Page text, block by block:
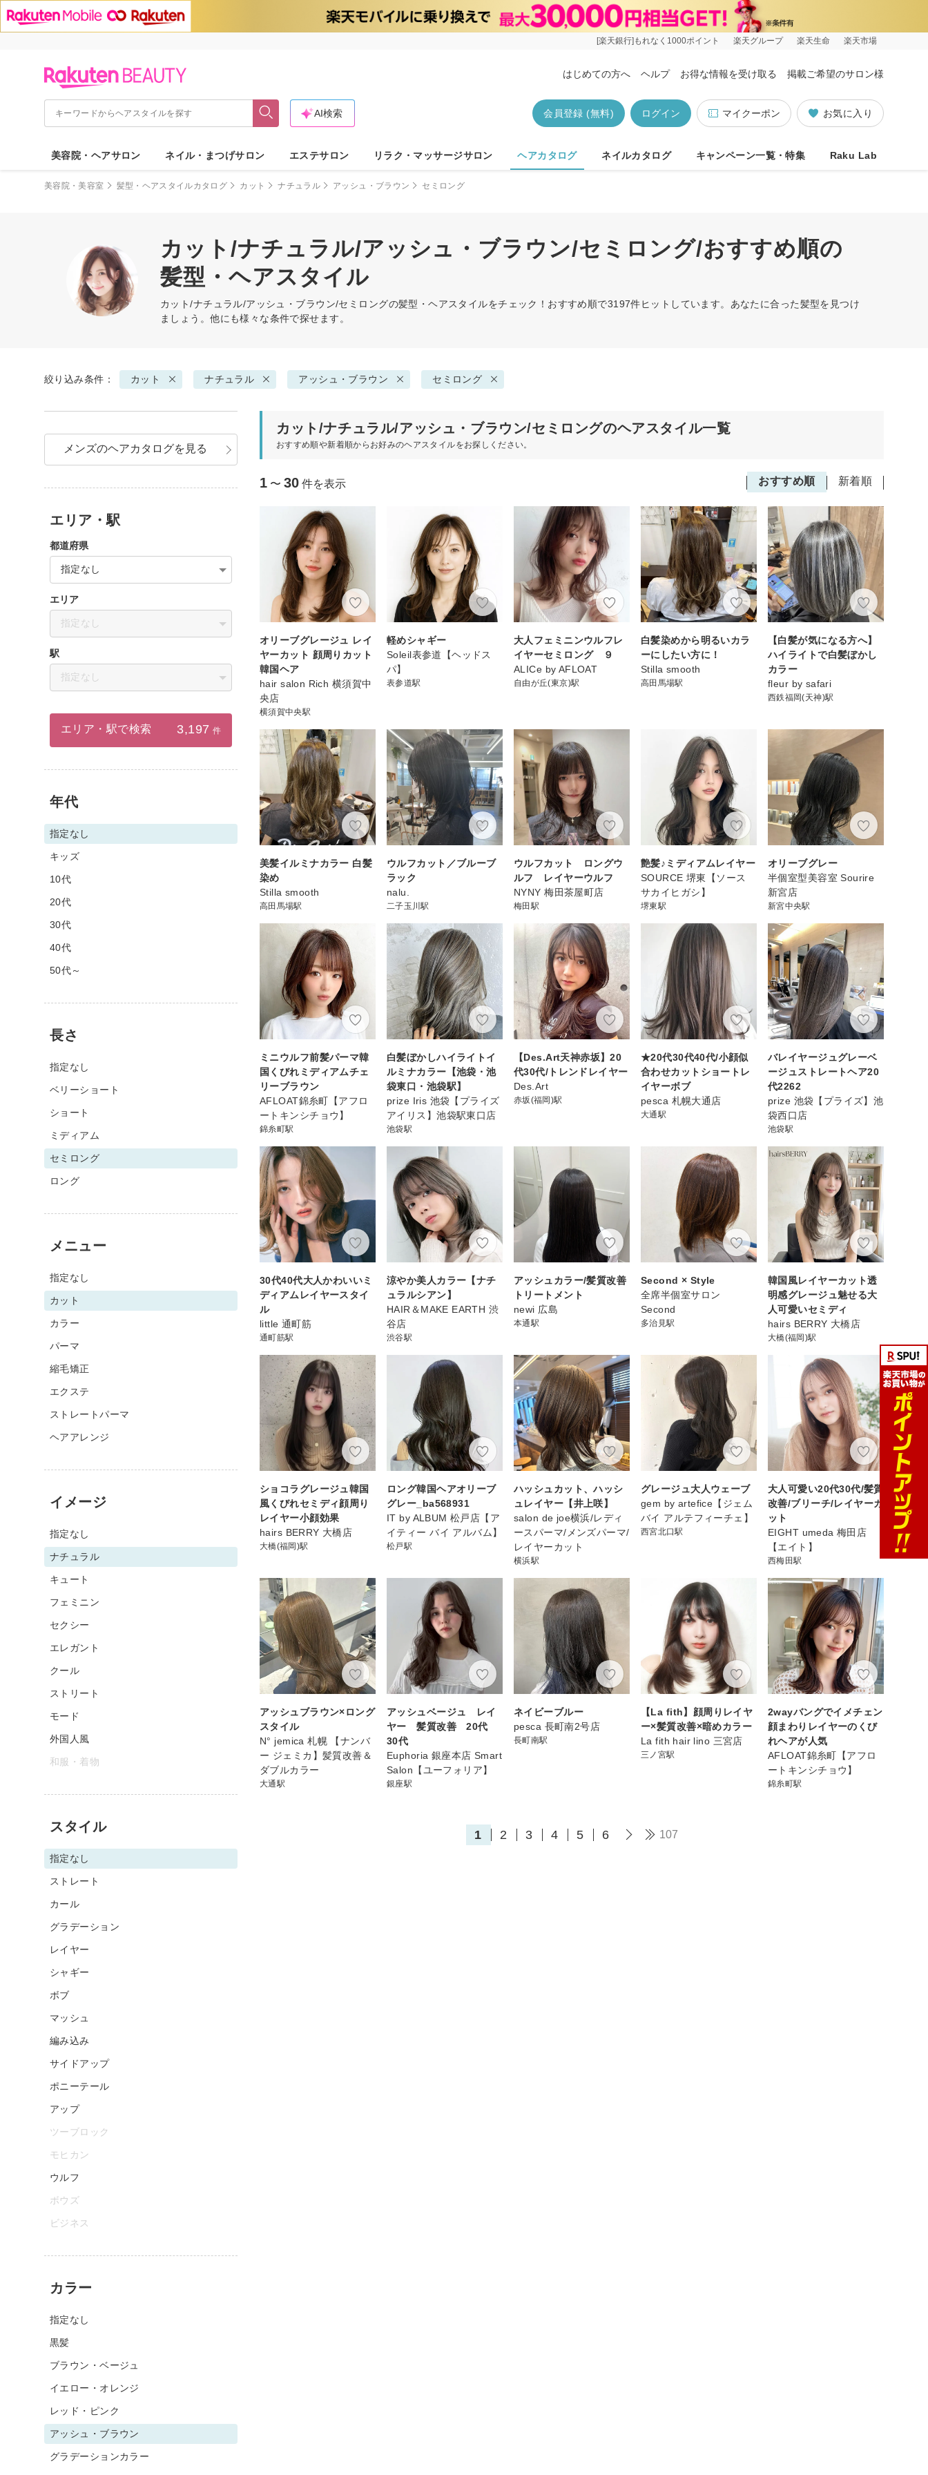
[楽天銀行]もれなく1000ポイント 楽天グループ 楽天生命 楽天市場
はじめての方へ ヘルプ お得な情報を受け取る 掲載ご希望のサロン様
お気に入り
マイクーポン
ログイン
会員登録 (無料)
AI検索
美容院・ヘアサロン ネイル・まつげサロン エステサロン リラク・マッサージサロン ヘアカタログ ネイルカタログ キャンペーン一覧・特集 Raku Lab
美容院・美容室 髪型・ヘアスタイルカタログ カット ナチュラル アッシュ・ブラウン セミロング
カット/ナチュラル/アッシュ・ブラウン/セミロング/おすすめ順の
髪型・ヘアスタイル
カット/ナチュラル/アッシュ・ブラウン/セミロングの髪型・ヘアスタイルをチェック！おすすめ順で3197件ヒットしています。あなたに合った髪型を見つけ
ましょう。他にも様々な条件で探せます。
絞り込み条件： カット ナチュラル アッシュ・ブラウン セミロング
カット/ナチュラル/アッシュ・ブラウン/セミロングのヘアスタイル一覧
おすすめ順や新着順からお好みのヘアスタイルをお探しください。
おすすめ順 新着順
1 〜 30 件を表示
オリーブグレージュ レイ
ヤーカット 顔周りカット
韓国ヘア
hair salon Rich 横須賀中
央店
横須賀中央駅
軽めシャギー
Soleil表参道【ヘッドス
パ】
表参道駅
大人フェミニンウルフレ
イヤーセミロング ９
ALICe by AFLOAT
自由が丘(東京)駅
白髪染めから明るいカラ
ーにしたい方に！
Stilla smooth
高田馬場駅
【白髪が気になる方へ】
ハイライトで白髪ぼかし
カラー
fleur by safari
西鉄福岡(天神)駅
美髪イルミナカラー 白髪
染め
Stilla smooth
高田馬場駅
ウルフカット／ブルーブ
ラック
nalu.
二子玉川駅
ウルフカット ロングウ
ルフ レイヤーウルフ
NYNY 梅田茶屋町店
梅田駅
艶髪♪ミディアムレイヤー
SOURCE 堺東【ソース
サカイヒガシ】
堺東駅
オリーブグレー
半個室型美容室 Sourire
新宮店
新宮中央駅
ミニウルフ前髪パーマ韓
国くびれミディアムチェ
リーブラウン
AFLOAT錦糸町【アフロ
ートキンシチョウ】
錦糸町駅
白髪ぼかしハイライトイ
ルミナカラー【池袋・池
袋東口・池袋駅】
prize Iris 池袋【プライズ
アイリス】池袋駅東口店
池袋駅
【Des.Art天神赤坂】20
代30代/トレンドレイヤー
Des.Art
赤坂(福岡)駅
★20代30代40代/小顔似
合わせカットショートレ
イヤーボブ
pesca 札幌大通店
大通駅
バレイヤージュグレーベ
ージュストレートヘア20
代2262
prize 池袋【プライズ】池
袋西口店
池袋駅
30代40代大人かわいいミ
ディアムレイヤースタイ
ル
little 通町筋
通町筋駅
涼やか美人カラー【ナチ
ュラルシアン】
HAIR＆MAKE EARTH 渋
谷店
渋谷駅
アッシュカラー/髪質改善
トリートメント
newi 広島
本通駅
Second × Style
全席半個室サロン
Second
多治見駅
韓国風レイヤーカット透
明感グレージュ魅せる大
人可愛いセミディ
hairs BERRY 大橋店
大橋(福岡)駅
ショコラグレージュ韓国
風くびれセミディ顔周り
レイヤー小顔効果
hairs BERRY 大橋店
大橋(福岡)駅
ロング韓国ヘアオリーブ
グレー_ba568931
IT by ALBUM 松戸店【ア
イティー バイ アルバム】
松戸駅
ハッシュカット、ハッシ
ュレイヤー【井上咲】
salon de joe横浜/レディ
ースパーマ/メンズパーマ/
レイヤーカット
横浜駅
グレージュ大人ウェーブ
gem by artefice【ジェム
バイ アルテフィーチェ】
西宮北口駅
大人可愛い20代30代/髪質
改善/ブリーチ/レイヤーカ
ット
EIGHT umeda 梅田店
【エイト】
西梅田駅
アッシュブラウン×ロング
スタイル
N° jemica 札幌 【ナンバ
ー ジェミカ】髪質改善＆
ダブルカラー
大通駅
アッシュベージュ レイ
ヤー 髪質改善 20代
30代
Euphoria 銀座本店 Smart
Salon【ユーフォリア】
銀座駅
ネイビーブルー
pesca 長町南2号店
長町南駅
【La fith】顔周りレイヤ
ー×髪質改善×暗めカラー
La fith hair lino 三宮店
三ノ宮駅
2wayバングでイメチェン
顔まわりレイヤーのくび
れヘアが人気
AFLOAT錦糸町【アフロ
ートキンシチョウ】
錦糸町駅
1 2 3 4 5 6 107
メンズのヘアカタログを見る
エリア・駅
都道府県
指定なし
エリア
指定なし
駅
指定なし
エリア・駅で検索 3,197 件
年代
指定なし
キッズ
10代
20代
30代
40代
50代～
長さ
指定なし
ベリーショート
ショート
ミディアム
セミロング
ロング
メニュー
指定なし
カット
カラー
パーマ
縮毛矯正
エクステ
ストレートパーマ
ヘアアレンジ
イメージ
指定なし
ナチュラル
キュート
フェミニン
セクシー
エレガント
クール
ストリート
モード
外国人風
和服・着物
スタイル
指定なし
ストレート
カール
グラデーション
レイヤー
シャギー
ボブ
マッシュ
編み込み
サイドアップ
ポニーテール
アップ
ツーブロック
モヒカン
ウルフ
ボウズ
ビジネス
カラー
指定なし
黒髪
ブラウン・ベージュ
イエロー・オレンジ
レッド・ピンク
アッシュ・ブラウン
グラデーションカラー